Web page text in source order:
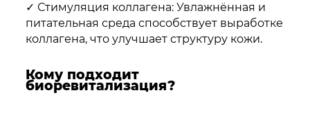
✓ Стимуляция коллагена: Увлажнённая и
питательная среда способствует выработке
коллагена, что улучшает структуру кожи.
Кому подходит
биоревитализация?